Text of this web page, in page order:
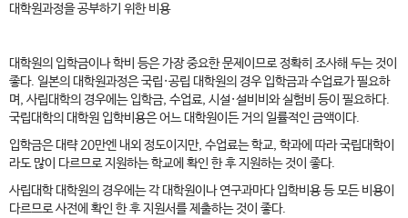
대학원과정을 공부하기 위한 비용
대학원의 입학금이나 학비 등은 가장 중요한 문제이므로 정확히 조사해 두는 것이
좋다. 일본의 대학원과정은 국립·공립 대학원의 경우 입학금과 수업료가 필요하
며, 사립대학의 경우에는 입학금, 수업료, 시설·설비비와 실험비 등이 필요하다.
국립대학의 대학원 입학비용은 어느 대학원이든 거의 일률적인 금액이다.
입학금은 대략 20만엔 내외 정도이지만, 수업료는 학교, 학과에 따라 국립대학이
라도 많이 다르므로 지원하는 학교에 확인 한 후 지원하는 것이 좋다.
사립대학 대학원의 경우에는 각 대학원이나 연구과마다 입학비용 등 모든 비용이
다르므로 사전에 확인 한 후 지원서를 제출하는 것이 좋다.